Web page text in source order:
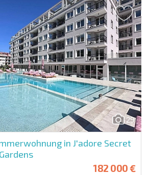
29
in J'adore Secret
182 000 €